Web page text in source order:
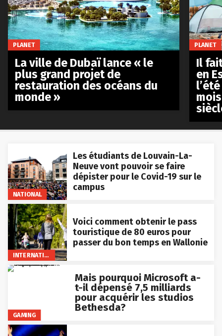
NATIONAL
Les étudiants de Louvain-La-
Neuve vont pouvoir se faire
dépister pour le Covid-19 sur le
campus
INTERNATIONAL
Voici comment obtenir le pass
touristique de 80 euros pour
passer du bon temps en Wallonie
GAMING
Mais pourquoi Microsoft a-
t-il dépensé 7,5 milliards
pour acquérir les studios
Bethesda?
PLANET
La ville de Dubaï lance « le
plus grand projet de
restauration des océans du
monde »
PLANET
Il
en